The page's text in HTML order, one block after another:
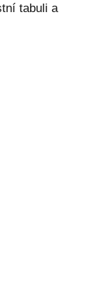
tabuli a